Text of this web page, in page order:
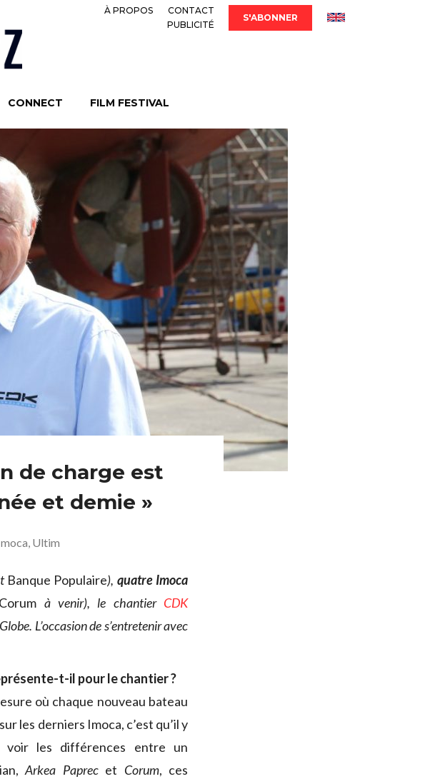
À PROPOS
CONTACT
PUBLICITÉ
S'ABONNER
CONNECT FILM FESTIVAL
de charge est
et demie »
, Ultim
Banque Populaire), quatre Imoca
Corum à venir), le chantier CDK
L’occasion de s’entretenir avec
t-il pour le chantier ?
où chaque nouveau bateau
les derniers Imoca, c’est qu’il y
voir les différences entre un
Arkea Paprecet Corum, ces